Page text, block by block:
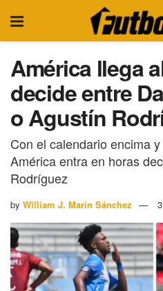
América llega
decide entre
o Agustín
Con el calendario encima
América entra en horas
Rodríguez
by William J. Marín Sánchez